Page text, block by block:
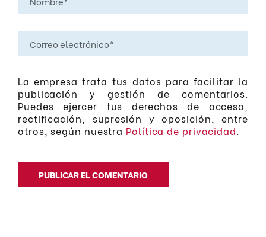
La empresa trata tus datos para facilitar la
publicación y gestión de comentarios.
Puedes ejercer tus derechos de acceso,
rectificación, supresión y oposición, entre
otros, según nuestra Política de privacidad.